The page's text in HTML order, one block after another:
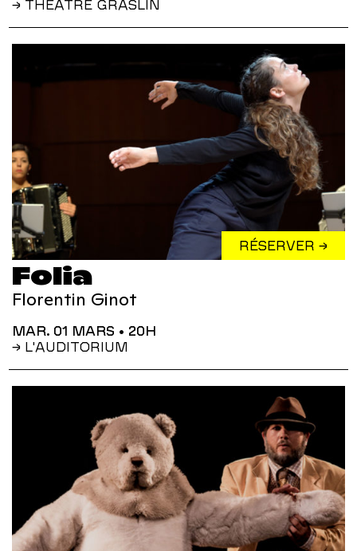
→ THÉÂTRE GRASLIN
RÉSERVER →
Folia
Florentin Ginot
MAR. 01 MARS • 20H
→ L'AUDITORIUM